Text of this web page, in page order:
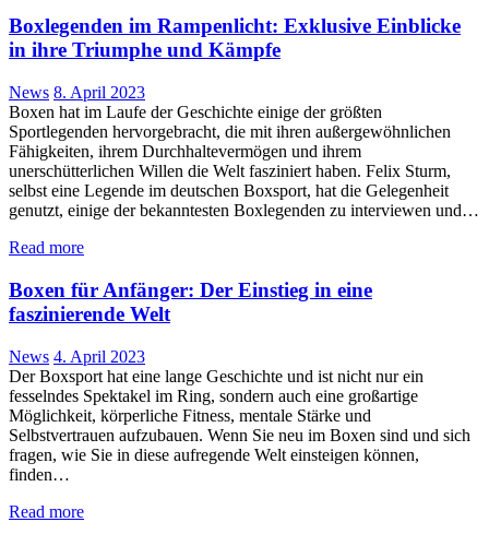
Boxlegenden im Rampenlicht: Exklusive Einblicke
in ihre Triumphe und Kämpfe
News 8. April 2023
Boxen hat im Laufe der Geschichte einige der größten
Sportlegenden hervorgebracht, die mit ihren außergewöhnlichen
Fähigkeiten, ihrem Durchhaltevermögen und ihrem
unerschütterlichen Willen die Welt fasziniert haben. Felix Sturm,
selbst eine Legende im deutschen Boxsport, hat die Gelegenheit
genutzt, einige der bekanntesten Boxlegenden zu interviewen und…
Read more
Boxen für Anfänger: Der Einstieg in eine
faszinierende Welt
News 4. April 2023
Der Boxsport hat eine lange Geschichte und ist nicht nur ein
fesselndes Spektakel im Ring, sondern auch eine großartige
Möglichkeit, körperliche Fitness, mentale Stärke und
Selbstvertrauen aufzubauen. Wenn Sie neu im Boxen sind und sich
fragen, wie Sie in diese aufregende Welt einsteigen können,
finden…
Read more